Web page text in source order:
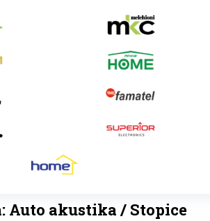
Auto akustika / Stopice